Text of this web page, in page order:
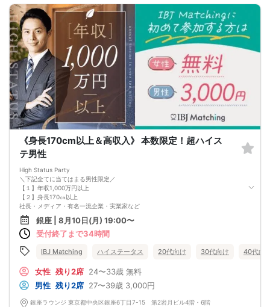
《身長170cm以上＆高収入》 本数限定！超ハイス
テ男性
High Status Party
＼下記全てに当てはまる男性限定／
【１】年収1,000万円以上
【２】身長170㎝以上
社長・メディア・有名一流企業・実業家など
普段出会えない男性と出逢えるチャンスかも？
銀座 | 8月10日(月) 19:00〜
受付終了まで34時間
IBJ Matching ハイステータス 20代向け 30代向け 40代向
女性 残り2席 24〜33歳 無料
男性 残り2席 27〜39歳 3,000円
銀座ラウンジ 東京都中央区銀座6丁目7-15 第2岩月ビル4階・6階